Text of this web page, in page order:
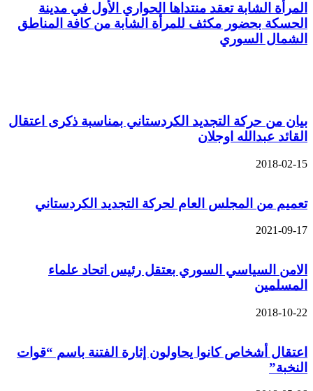
المرأة الشابة تعقد منتداها الحواري الأول في مدينة
الحسكة بحضور مكثف للمرأة الشابة من كافة المناطق
الشمال السوري
بيان من حركة التجديد الكردستاني بمناسبة ذكرى اعتقال
القائد عبدالله اوجلان
2018-02-15
تعميم من المجلس العام لحركة التجديد الكردستاني
2021-09-17
الامن السياسي السوري بعتقل رئيس اتحاد علماء
المسلمين
2018-10-22
اعتقال أشخاص كانوا يحاولون إثارة الفتنة باسم “قوات
النخبة”